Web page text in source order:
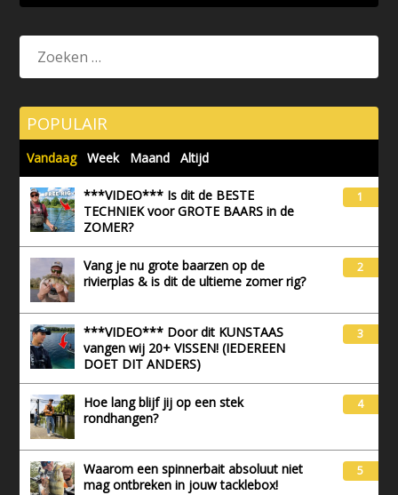
POPULAIR
Vandaag Week Maand Altijd
***VIDEO*** Is dit de BESTE
TECHNIEK voor GROTE BAARS in de
ZOMER?
1
Vang je nu grote baarzen op de
rivierplas & is dit de ultieme zomer rig?
2
***VIDEO*** Door dit KUNSTAAS
vangen wij 20+ VISSEN! (IEDEREEN
DOET DIT ANDERS)
3
Hoe lang blijf jij op een stek
rondhangen?
4
Waarom een spinnerbait absoluut niet
mag ontbreken in jouw tacklebox!
5